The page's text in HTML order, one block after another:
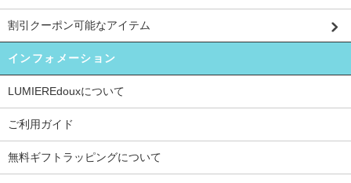
割引クーポン可能なアイテム
インフォメーション
LUMIEREdouxについて
ご利用ガイド
無料ギフトラッピングについて